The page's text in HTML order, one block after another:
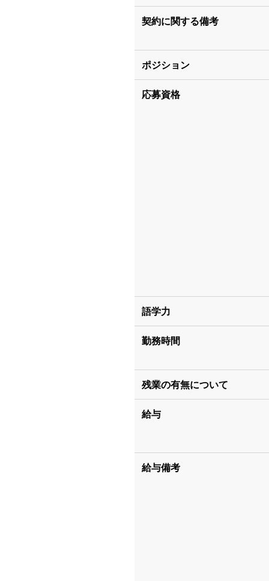
契約に関する備考
ポジション
応募資格
語学力
勤務時間
残業の有無について
給与
給与備考